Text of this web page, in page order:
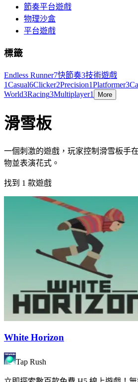
節奏平台遊戲
物理沙盒
平台遊戲
標籤
Endless Runner7快節奏3技術遊戲
1Casual6Clicker2Precision1Platformer3
World3Racing3Multiplayer1 More
滑雪板
一個刺激的遊戲，玩家控制滑雪板手
物並表演花式。
找到 1 款遊戲
White Horizon
Tap Rush